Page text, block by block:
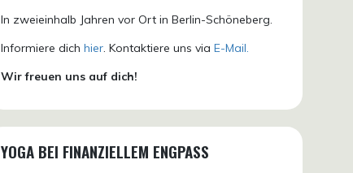
In zweieinhalb Jahren vor Ort in Berlin-Schöneberg.
Informiere dichhier. Kontaktiere uns viaE-Mail.
Wir freuen uns auf dich!
YOGA BEI FINANZIELLEM ENGPASS